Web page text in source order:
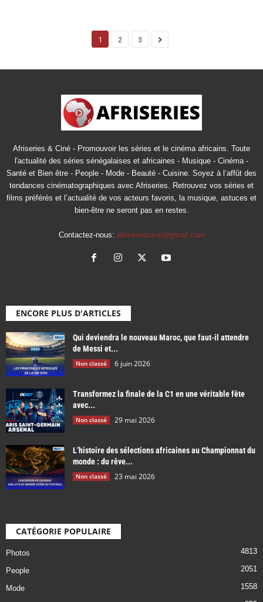
1 2 3
Afriseries & Ciné - Promouvoir les séries et le cinéma africains. Toute
l'actualité des séries sénégalaises et africaines - Musique - Cinéma -
Santé et Bien être - People - Mode - Beauté - Cuisine. Soyez à l’affût des
tendances cinématographiques avec Afriseries. Retrouvez vos séries et
films préférés et l’actualité de vos acteurs favoris, la musique, astuces et
bien-être ne seront pas en restes.
Contactez-nous: afriseriescine@gmail.com
ENCORE PLUS D'ARTICLES
Qui deviendra le nouveau Maroc, que faut-il attendre
de Messi et...
Non classé 6 juin 2026
Transformez la finale de la C1 en une véritable fête
avec...
Non classé 29 mai 2026
L’histoire des sélections africaines au Championnat du
monde : du rêve...
Non classé 23 mai 2026
CATÉGORIE POPULAIRE
Photos 4813
People 2051
Mode 1558